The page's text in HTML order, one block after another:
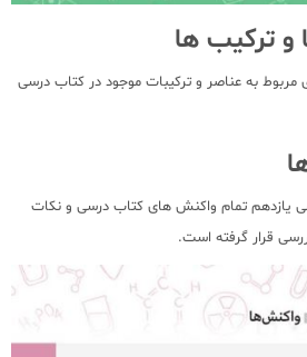
به عناصر و ترکیبات موجود در کتاب درسی
یازدهم تمام واکنش های کتاب درسی و نکات
قرار گرفته است.